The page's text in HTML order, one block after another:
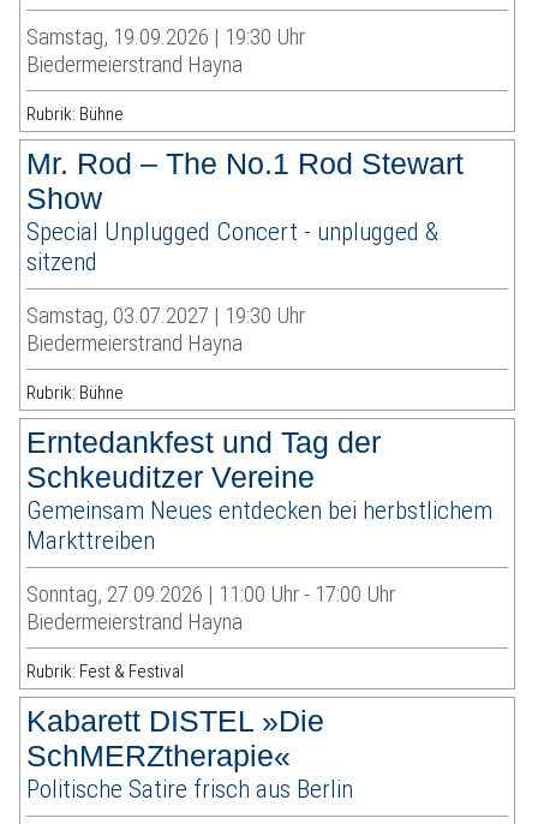
Samstag, 19.09.2026 | 19:30 Uhr
Biedermeierstrand Hayna
Rubrik: Bühne
Mr. Rod – The No.1 Rod Stewart
Show
Special Unplugged Concert - unplugged &
sitzend
Samstag, 03.07.2027 | 19:30 Uhr
Biedermeierstrand Hayna
Rubrik: Bühne
Erntedankfest und Tag der
Schkeuditzer Vereine
Gemeinsam Neues entdecken bei herbstlichem
Markttreiben
Sonntag, 27.09.2026 | 11:00 Uhr - 17:00 Uhr
Biedermeierstrand Hayna
Rubrik: Fest & Festival
Kabarett DISTEL »Die
SchMERZtherapie«
Politische Satire frisch aus Berlin